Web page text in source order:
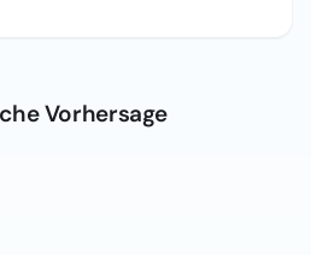
Vorhersage